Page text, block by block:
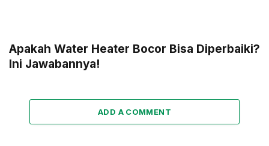
Apakah Water Heater Bocor Bisa Diperbaiki?
Ini Jawabannya!
ADD A COMMENT